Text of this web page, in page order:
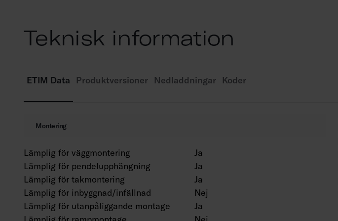
Teknisk information
ETIM Data Produktversioner Nedladdningar Koder
Montering
Lämplig för väggmontering
Ja
Lämplig för pendelupphängning
Ja
Lämplig för takmontering
Ja
Lämplig för inbyggnad/infällnad
Nej
Lämplig för utanpåliggande montage
Ja